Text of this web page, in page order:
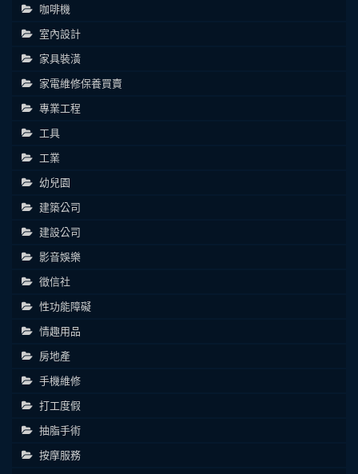
咖啡機
室內設計
家具裝潢
家電維修保養買賣
專業工程
工具
工業
幼兒園
建築公司
建設公司
影音娛樂
徵信社
性功能障礙
情趣用品
房地產
手機維修
打工度假
抽脂手術
按摩服務